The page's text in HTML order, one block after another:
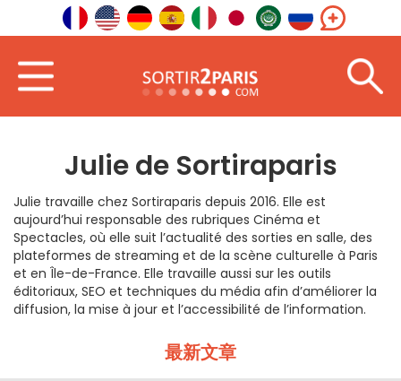
Julie de Sortiraparis
Julie travaille chez Sortiraparis depuis 2016. Elle est
aujourd’hui responsable des rubriques Cinéma et
Spectacles, où elle suit l’actualité des sorties en salle, des
plateformes de streaming et de la scène culturelle à Paris
et en Île-de-France. Elle travaille aussi sur les outils
éditoriaux, SEO et techniques du média afin d’améliorer la
diffusion, la mise à jour et l’accessibilité de l’information.
最新文章